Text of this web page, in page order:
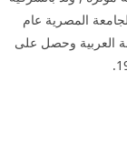
الجامعة المصرية عام
العربية وحصل على